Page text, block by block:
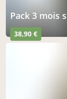
pack 3
38,90 €